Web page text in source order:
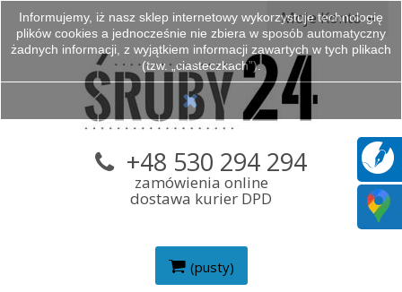
Moje Konto
(pusty)
+48 530 294 294
zamówienia online
dostawa kurier DPD
Informujemy, iż nasz sklep internetowy wykorzystuje technologię
plików cookies a jednocześnie nie zbiera w sposób automatyczny
żadnych informacji, z wyjątkiem informacji zawartych w tych plikach
(tzw. „ciasteczkach”).